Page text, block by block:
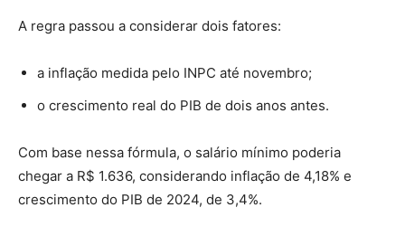
A regra passou a considerar dois fatores:
a inflação medida pelo INPC até novembro;
o crescimento real do PIB de dois anos antes.
Com base nessa fórmula, o salário mínimo poderia
chegar a R$ 1.636, considerando inflação de 4,18% e
crescimento do PIB de 2024, de 3,4%.